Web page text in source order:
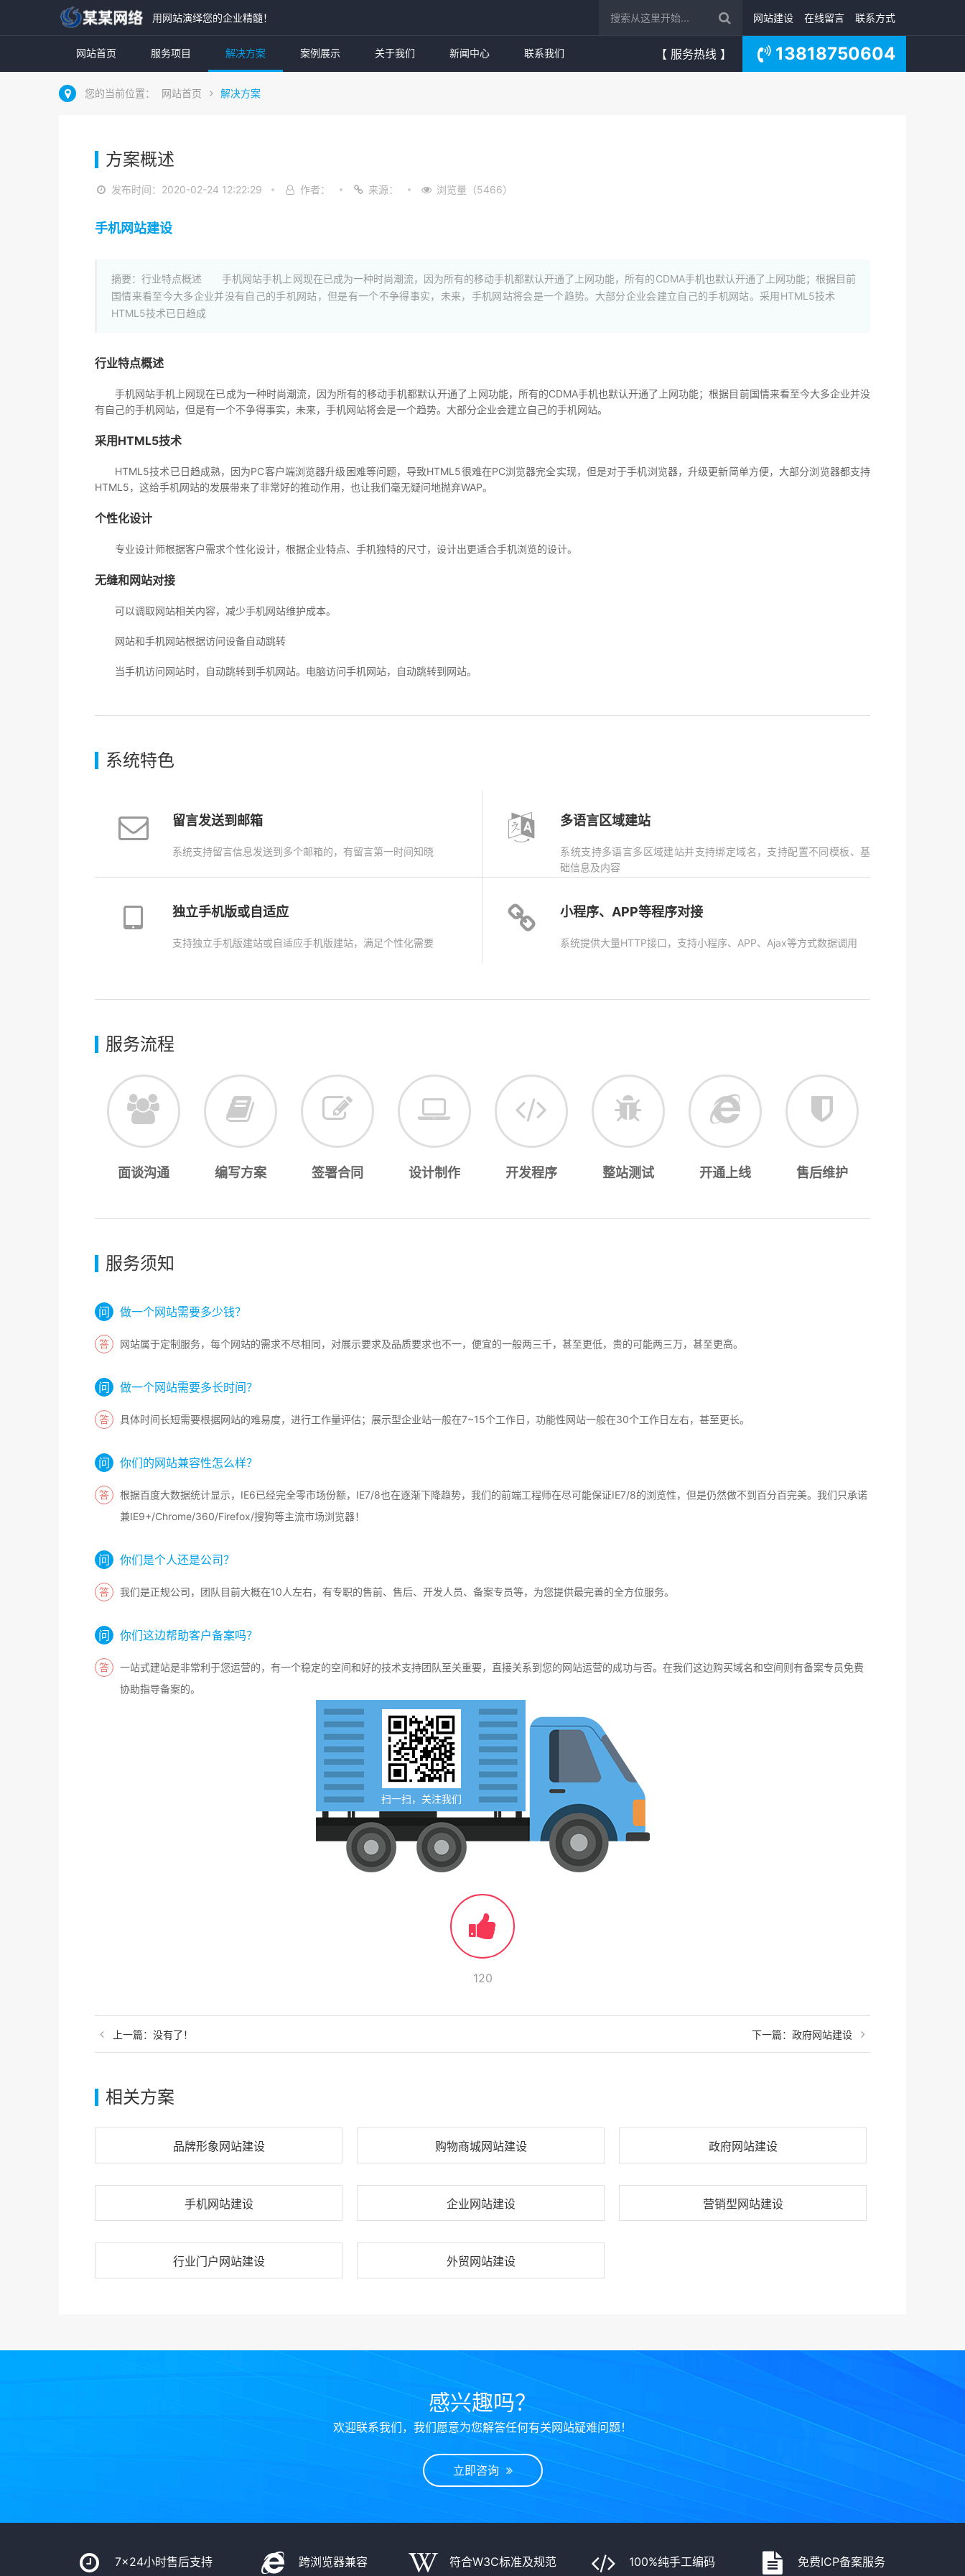
用网站演绎您的企业精髓！ 网站建设 在线留言 联系方式
网站首页 服务项目 解决方案 案例展示 关于我们 新闻中心 联系我们 【 服务热线 】 13818750604
您的当前位置： 网站首页 解决方案
方案概述
发布时间：2020-02-24 12:22:29 作者： 来源： 浏览量（5466）
手机网站建设
摘要：行业特点概述 手机网站手机上网现在已成为一种时尚潮流，因为所有的移动手机都默认开通了上网功能，所有的CDMA手机也默认开通了上网功能；根据目前
国情来看至今大多企业并没有自己的手机网站，但是有一个不争得事实，未来，手机网站将会是一个趋势。大部分企业会建立自己的手机网站。采用HTML5技术
HTML5技术已日趋成
行业特点概述
手机网站手机上网现在已成为一种时尚潮流，因为所有的移动手机都默认开通了上网功能，所有的CDMA手机也默认开通了上网功能；根据目前国情来看至今大多企业并没
有自己的手机网站，但是有一个不争得事实，未来，手机网站将会是一个趋势。大部分企业会建立自己的手机网站。
采用HTML5技术
HTML5技术已日趋成熟，因为PC客户端浏览器升级困难等问题，导致HTML5很难在PC浏览器完全实现，但是对于手机浏览器，升级更新简单方便，大部分浏览器都支持
HTML5，这给手机网站的发展带来了非常好的推动作用，也让我们毫无疑问地抛弃WAP。
个性化设计
专业设计师根据客户需求个性化设计，根据企业特点、手机独特的尺寸，设计出更适合手机浏览的设计。
无缝和网站对接
可以调取网站相关内容，减少手机网站维护成本。
网站和手机网站根据访问设备自动跳转
当手机访问网站时，自动跳转到手机网站。电脑访问手机网站，自动跳转到网站。
系统特色
留言发送到邮箱
系统支持留言信息发送到多个邮箱的，有留言第一时间知晓
多语言区域建站
系统支持多语言多区域建站并支持绑定域名，支持配置不同模板、基
础信息及内容
独立手机版或自适应
支持独立手机版建站或自适应手机版建站，满足个性化需要
小程序、APP等程序对接
系统提供大量HTTP接口，支持小程序、APP、Ajax等方式数据调用
服务流程
面谈沟通 编写方案 签署合同 设计制作 开发程序 整站测试 开通上线 售后维护
服务须知
做一个网站需要多少钱？
网站属于定制服务，每个网站的需求不尽相同，对展示要求及品质要求也不一，便宜的一般两三千，甚至更低，贵的可能两三万，甚至更高。
做一个网站需要多长时间？
具体时间长短需要根据网站的难易度，进行工作量评估；展示型企业站一般在7~15个工作日，功能性网站一般在30个工作日左右，甚至更长。
你们的网站兼容性怎么样？
根据百度大数据统计显示，IE6已经完全零市场份额，IE7/8也在逐渐下降趋势，我们的前端工程师在尽可能保证IE7/8的浏览性，但是仍然做不到百分百完美。我们只承诺
兼IE9+/Chrome/360/Firefox/搜狗等主流市场浏览器！
你们是个人还是公司？
我们是正规公司，团队目前大概在10人左右，有专职的售前、售后、开发人员、备案专员等，为您提供最完善的全方位服务。
你们这边帮助客户备案吗？
一站式建站是非常利于您运营的，有一个稳定的空间和好的技术支持团队至关重要，直接关系到您的网站运营的成功与否。在我们这边购买域名和空间则有备案专员免费
协助指导备案的。
扫一扫，关注我们
120
上一篇： 没有了！ 下一篇：政府网站建设
相关方案
品牌形象网站建设 购物商城网站建设 政府网站建设
手机网站建设 企业网站建设 营销型网站建设
行业门户网站建设 外贸网站建设
感兴趣吗？
欢迎联系我们，我们愿意为您解答任何有关网站疑难问题！
立即咨询
7x24小时售后支持 跨浏览器兼容 符合W3C标准及规范 100%纯手工编码 免费ICP备案服务